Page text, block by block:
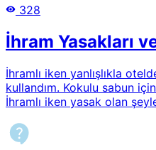
328
İhram Yasakları
İhramlı iken yanlışlıkla
kullandım. Kokulu sabun
İhramlı iken yasak olan